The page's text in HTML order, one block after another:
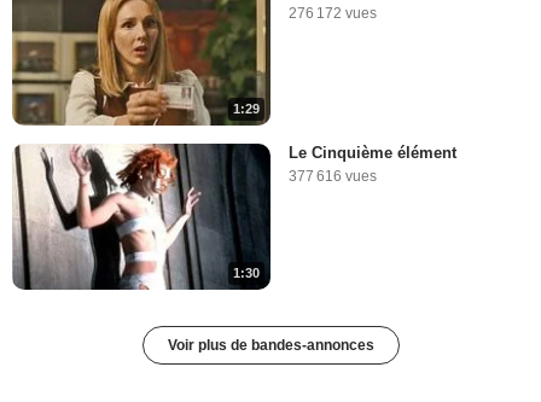
1:29
276 172 vues
1:30
Le Cinquième élément
377 616 vues
Voir plus de bandes-annonces